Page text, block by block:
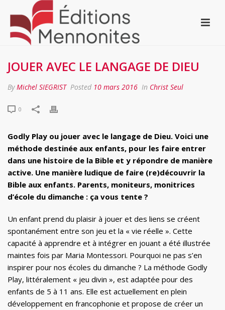
JOUER AVEC LE LANGAGE DE DIEU
ByMichel SIEGRIST Posted 10 mars 2016 In Christ Seul
0
Godly Play ou jouer avec le langage de Dieu. Voici une
méthode destinée aux enfants, pour les faire entrer
dans une histoire de la Bible et y répondre de manière
active. Une manière ludique de faire (re)découvrir la
Bible aux enfants. Parents, moniteurs, monitrices
d’école du dimanche : ça vous tente ?
Un enfant prend du plaisir à jouer et des liens se créent
spontanément entre son jeu et la « vie réelle ». Cette
capacité à apprendre et à intégrer en jouant a été illustrée
maintes fois par Maria Montessori. Pourquoi ne pas s’en
inspirer pour nos écoles du dimanche ? La méthode Godly
Play, littéralement « jeu divin », est adaptée pour des
enfants de 5 à 11 ans. Elle est actuellement en plein
développement en francophonie et propose de créer un